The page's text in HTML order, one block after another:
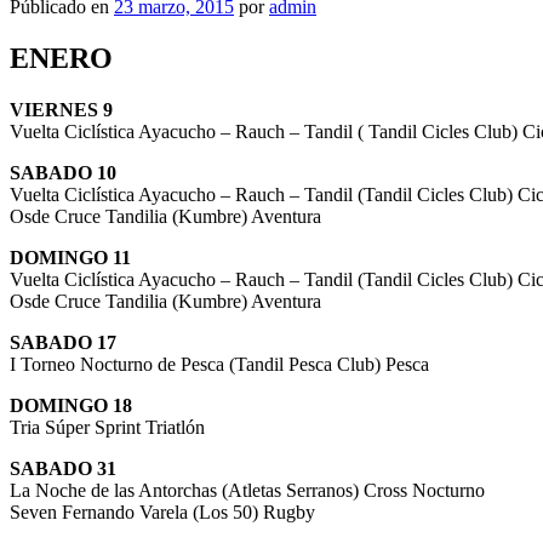
Públicado en 23 marzo, 2015 poradmin
ENERO
VIERNES 9
Vuelta Ciclística Ayacucho – Rauch – Tandil ( Tandil Cicles Club)
SABADO 10
Vuelta Ciclística Ayacucho – Rauch – Tandil (Tandil Cicles Club)
Osde Cruce Tandilia (Kumbre) Aventura
DOMINGO 11
Vuelta Ciclística Ayacucho – Rauch – Tandil (Tandil Cicles Club)
Osde Cruce Tandilia (Kumbre) Aventura
SABADO 17
I Torneo Nocturno de Pesca (Tandil Pesca Club) Pesca
DOMINGO 18
Tria Súper Sprint Triatlón
SABADO 31
La Noche de las Antorchas (Atletas Serranos) Cross Nocturno
Seven Fernando Varela (Los 50) Rugby